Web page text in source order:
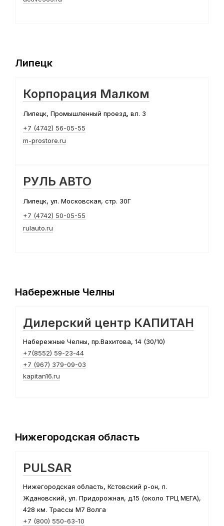
Липецк
Корпорация Малком
Липецк, Промышленный проезд, вл. 3
+7 (4742) 56-05-55
m-prostore.ru
РУЛЬ АВТО
Липецк, ул. Московская, стр. 30Г
+7 (4742) 50-05-55
rulauto.ru
Набережные Челны
Дилерский центр КАПИТАН
Набережные Челны, пр.Вахитова, 14 (30/10)
+7(8552) 59-23-44
+7 (967) 379-09-03
kapitan16.ru
Нижегородская область
PULSAR
Нижегородская область, Кстовский р-он, п.
Ждановский, ул. Придорожная, д.15 (около ТРЦ МЕГА),
428 км. Трассы М7 Волга
+7 (800) 550-63-10